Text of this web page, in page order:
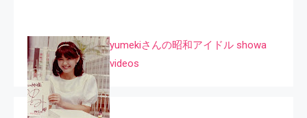
yumekiさんの昭和アイドル showa
videos